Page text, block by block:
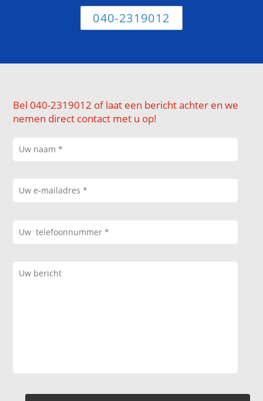
040-2319012
Bel 040-2319012 of laat een bericht achter en we
nemen direct contact met u op!